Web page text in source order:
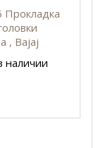
Прокладка
, Bajaj
наличии